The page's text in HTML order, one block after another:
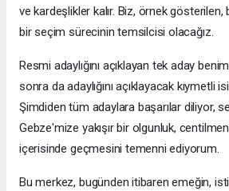
ve kardeşlikler kalır. Biz, örnek
bir seçim sürecinin temsilcisi olacağız.
Resmi adaylığını açıklayan tek aday
sonra da adaylığını açıklayacak kıymetli
Şimdiden tüm adaylara başarılar diliyor,
Gebze'mize yakışır bir olgunluk,
içerisinde geçmesini temenni ediyorum.
Bu merkez, bugünden itibaren emeğin,